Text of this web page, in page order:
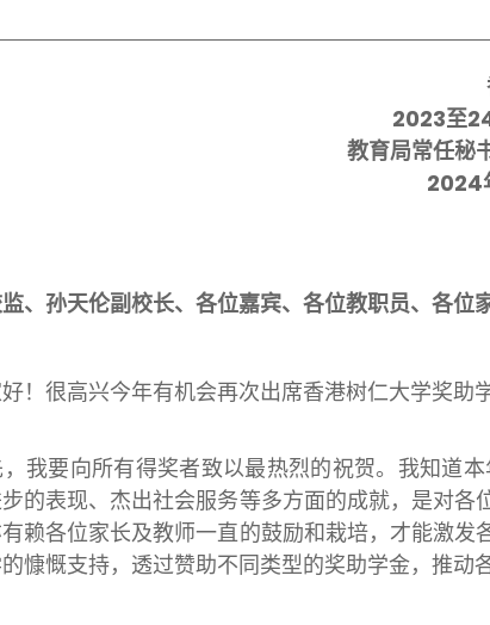
2023至
教育局常任秘
2024
、孙天伦副校长、各位嘉宾、各位教职员、各位
高兴今年有机会再次出席香港树仁大学奖助学
要向所有得奖者致以最热烈的祝贺。我知道本
的表现、杰出社会服务等多方面的成就，是对
赖各位家长及教师一直的鼓励和栽培，才能激
慷慨支持，透过赞助不同类型的奖助学金，推动